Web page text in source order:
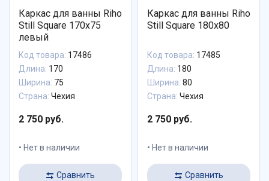
Каркас для ванны Riho
Still Square 170x75
левый
Код товара: 17486
Длина: 170
Ширина: 75
Страна: Чехия
2 750 руб.
Нет в наличии
Сравнить
Каркас для ванны Riho
Still Square 180x80
Код товара: 17485
Длина: 180
Ширина: 80
Страна: Чехия
2 750 руб.
Нет в наличии
Сравнить